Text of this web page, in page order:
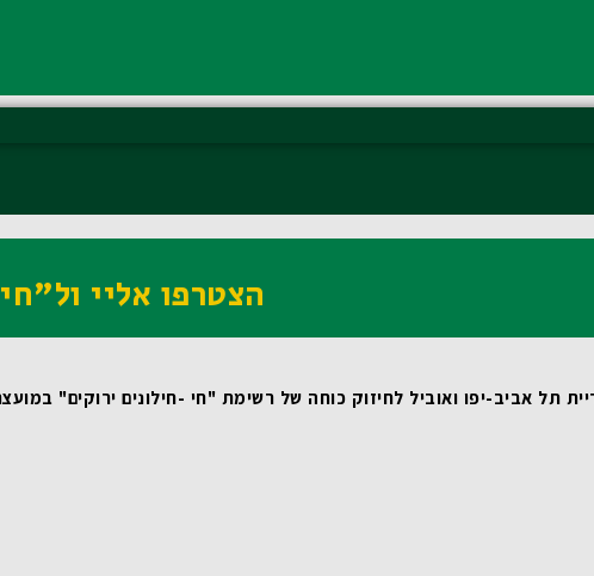
הצטרפו אליי
תל אביב-יפו ואוביל לחיזוק כוחה של רשימת "חי -חילונים ירוקים"